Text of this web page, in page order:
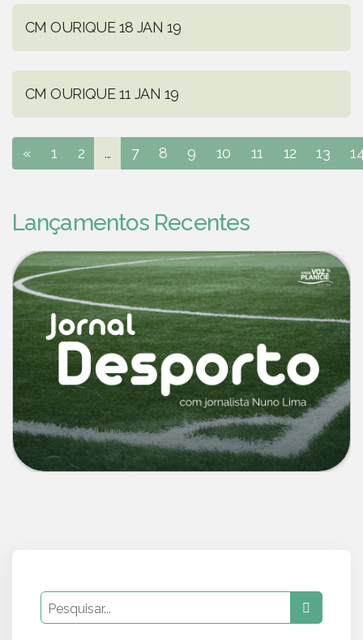
CM OURIQUE 18 JAN 19
CM OURIQUE 11 JAN 19
« 1 2 ... 7 8 9 10 11 12 13
Lançamentos Recentes